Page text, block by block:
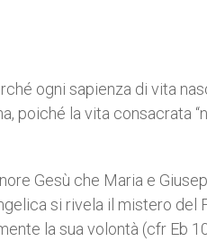
ogni sapienza di vita
poiché la vita consacrata
Gesù che Maria e
si rivela il mistero del
la sua volontà (cfr Eb